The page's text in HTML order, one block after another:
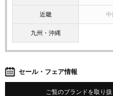
近畿 中
九州・沖縄
セール・フェア情報
ご覧のブランドを取り